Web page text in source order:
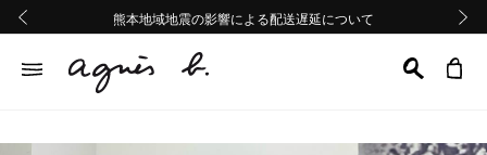
熊本地域地震の影響による配送遅延について
Summer Sale 2buy10%OFF!!
熊本地域地震の影響による配送遅延について
Summer Sale 2buy10%OFF!!